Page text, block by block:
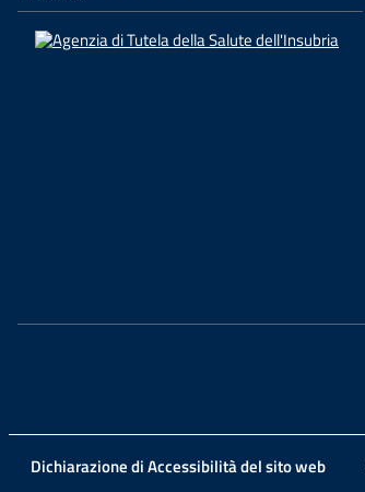
Dichiarazione di Accessibilità del sito web